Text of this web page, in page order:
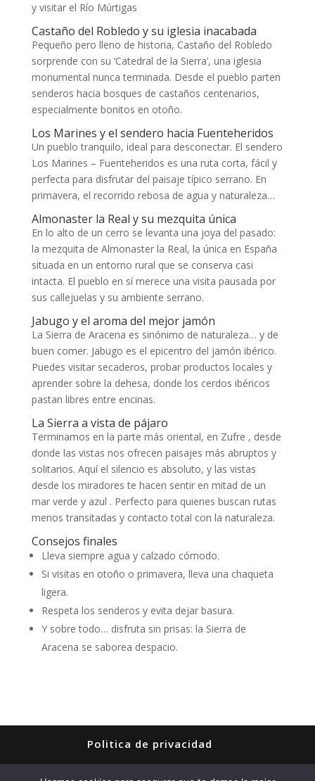
y visitar el Río Múrtigas
Castaño del Robledo y su iglesia inacabada
Pequeño pero lleno de historia, Castaño del Robledo
sorprende con su ‘Catedral de la Sierra’, una iglesia
monumental nunca terminada. Desde el pueblo parten
senderos hacia bosques de castaños centenarios,
especialmente bonitos en otoño.
Los Marines y el sendero hacia Fuenteheridos
Un pueblo tranquilo, ideal para desconectar. El sendero
Los Marines – Fuenteheridos es una ruta corta, fácil y
perfecta para disfrutar del paisaje típico serrano. En
primavera, el recorrido rebosa de agua y naturaleza…
Almonaster la Real y su mezquita única
En lo alto de un cerro se levanta una joya del pasado:
la mezquita de Almonaster la Real, la única en España
situada en un entorno rural que se conserva casi
intacta. El pueblo en sí merece una visita pausada por
sus callejuelas y su ambiente serrano.
Jabugo y el aroma del mejor jamón
La Sierra de Aracena es sinónimo de naturaleza… y de
buen comer. Jabugo es el epicentro del jamón ibérico.
Puedes visitar secaderos, probar productos locales y
aprender sobre la dehesa, donde los cerdos ibéricos
pastan libres entre encinas.
La Sierra a vista de pájaro
Terminamos en la parte más oriental, en Zufre , desde
donde las vistas nos ofrecen paisajes más abruptos y
solitarios. Aquí el silencio es absoluto, y las vistas
desde los miradores te hacen sentir en mitad de un
mar verde y azul . Perfecto para quienes buscan rutas
menos transitadas y contacto total con la naturaleza.
Consejos finales
Lleva siempre agua y calzado cómodo.
Si visitas en otoño o primavera, lleva una chaqueta
ligera.
Respeta los senderos y evita dejar basura.
Y sobre todo… disfruta sin prisas: la Sierra de
Aracena se saborea despacio.
Politica de privacidad